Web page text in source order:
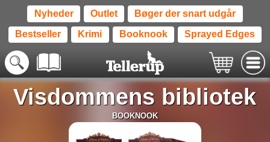
Nyheder Outlet Bøger der snart udgår
Bestseller Krimi Booknook Sprayed Edges
Visdommens bibliotek
BOOKNOOK